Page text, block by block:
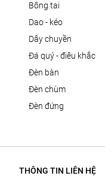
bông tai
dao - kéo
dây chuyền
đá quý - điêu khắc
đèn bàn
đèn chùm
đèn đứng
THÔNG TIN LIÊN HỆ